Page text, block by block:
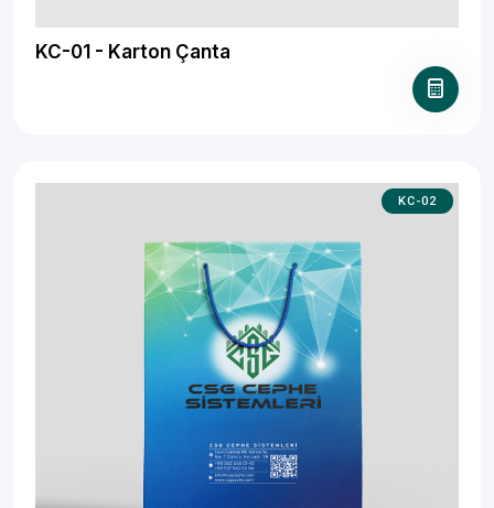
KC-01 - Karton Çanta
KC-02